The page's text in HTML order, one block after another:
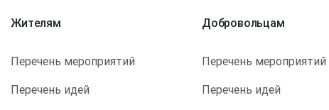
Жителям
Перечень мероприятий
Перечень идей
Добровольцам
Перечень мероприятий
Перечень идей